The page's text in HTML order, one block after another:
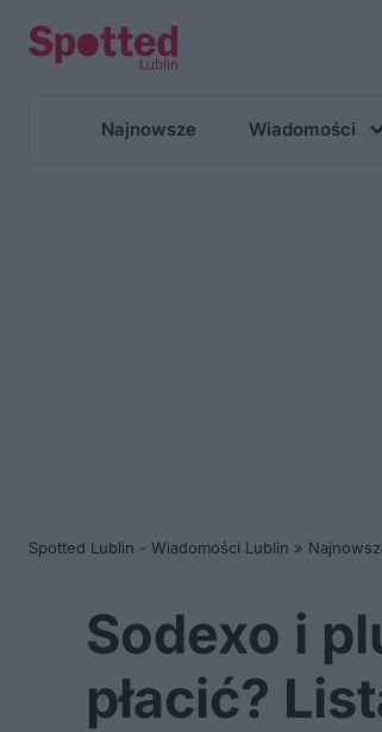
Najnowsze Wiadomości
Spotted Lublin - Wiadomości Lublin »
Sodexo i
płacić?